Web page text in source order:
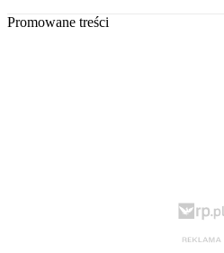
Promowane treści